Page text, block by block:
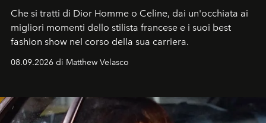
Che si tratti di Dior Homme o Celine, dai un'occhiata ai
migliori momenti dello stilista francese e i suoi best
fashion show nel corso della sua carriera.
08.09.2026 di Matthew Velasco